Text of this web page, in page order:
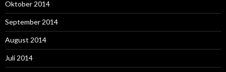
Oktober 2014
September 2014
August 2014
Juli 2014